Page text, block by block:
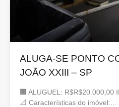
ALUGA-SE PONTO
JOÃO XXIII – SP
🏢 ALUGUEL: R$R$20.000,00
📐 Características do imóvel:…